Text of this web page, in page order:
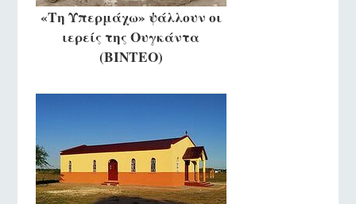
«Τη Υπερμάχω» ψάλλουν οι
ιερείς της Ουγκάντα
(ΒΙΝΤΕΟ)